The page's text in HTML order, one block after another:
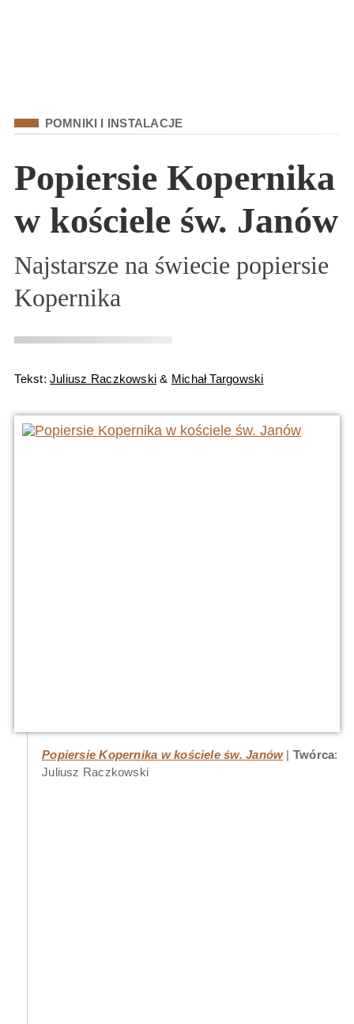
KategoriaPOMNIKI I INSTALACJE
Popiersie Kopernika
w kościele św. Janów
Najstarsze na świecie popiersie
Kopernika
Tekst: Juliusz Raczkowski & Michał Targowski
Popiersie Kopernika w kościele św. Janów Twórca:
Juliusz Raczkowski